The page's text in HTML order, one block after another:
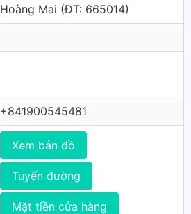
Hoàng Mai (ÐT: 665014)
+841900545481
Xem bản đồ
Tuyến đường
Mặt tiền cửa hàng